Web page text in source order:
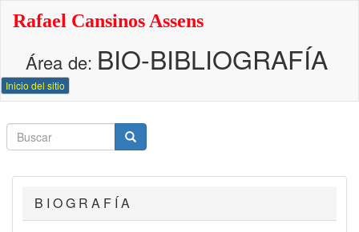
principal
Rafael Cansinos Assens
Área de: BIO-BIBLIOGRAFÍA
Inicio del sitio
Buscar
Buscar
Buscar
B I O G R A F Í A